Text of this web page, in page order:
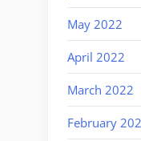
May 2022
April 2022
March 2022
February